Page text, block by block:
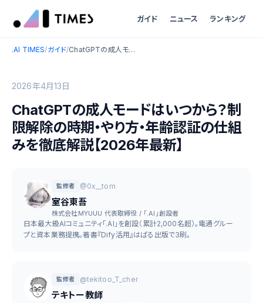
ガイド ニュース ランキング
.AI TIMES/ガイド/ ChatGPTの成人モードはいつから？制限解除の時期・やり方・年齢認証の仕組みを徹底解説【2026年最新】
2026年4月13日
ChatGPTの成人モードはいつから？制
限解除の時期・やり方・年齢認証の仕組
みを徹底解説【2026年最新】
監修者 @0x__tom
室谷東吾
株式会社MYUUU 代表取締役 / 「.AI」創設者
日本最大級AIコミュニティ「.AI」を創設（累計2,000名超）。電通グルー
プと資本業務提携。著書『Dify活用』はぱる出版で3刷。
監修者 @tekitoo_T_cher
テキトー教師